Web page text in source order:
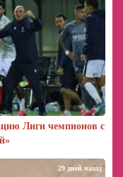
Лиги чемпионов с
29 дней назад